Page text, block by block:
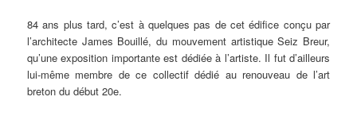
84 ans plus tard, c’est à quelques pas de cet édifice conçu par
l’architecte James Bouillé, du mouvement artistique Seiz Breur,
qu’une exposition importante est dédiée à l’artiste. Il fut d’ailleurs
lui-même membre de ce collectif dédié au renouveau de l’art
breton du début 20e.